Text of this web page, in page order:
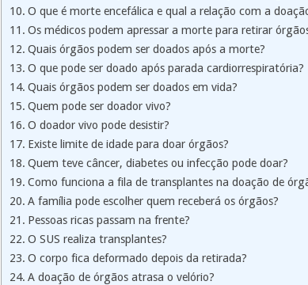
O que é morte encefálica e qual a relação com a
Os médicos podem apressar a morte para retirar
Quais órgãos podem ser doados após a morte?
O que pode ser doado após parada cardiorrespiratória?
Quais órgãos podem ser doados em vida?
Quem pode ser doador vivo?
O doador vivo pode desistir?
Existe limite de idade para doar órgãos?
Quem teve câncer, diabetes ou infecção pode doar?
Como funciona a fila de transplantes na doação de
A família pode escolher quem receberá os órgãos?
Pessoas ricas passam na frente?
O SUS realiza transplantes?
O corpo fica deformado depois da retirada?
A doação de órgãos atrasa o velório?